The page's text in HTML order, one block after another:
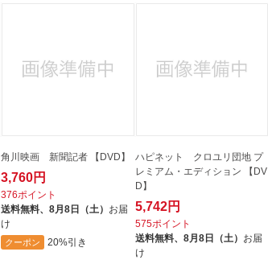
角川映画 新聞記者 【DVD】
3,760円
376ポイント
送料無料、8月8日（土） お届
け
クーポン 20%引き
ハピネット クロユリ団地 プ
レミアム・エディション 【DV
D】
5,742円
575ポイント
送料無料、 8月8日（土） お届
け